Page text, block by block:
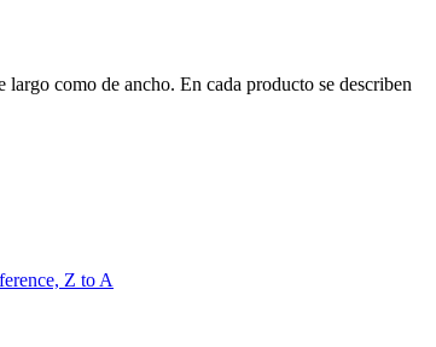
como de ancho. En cada producto se describen
Z to A